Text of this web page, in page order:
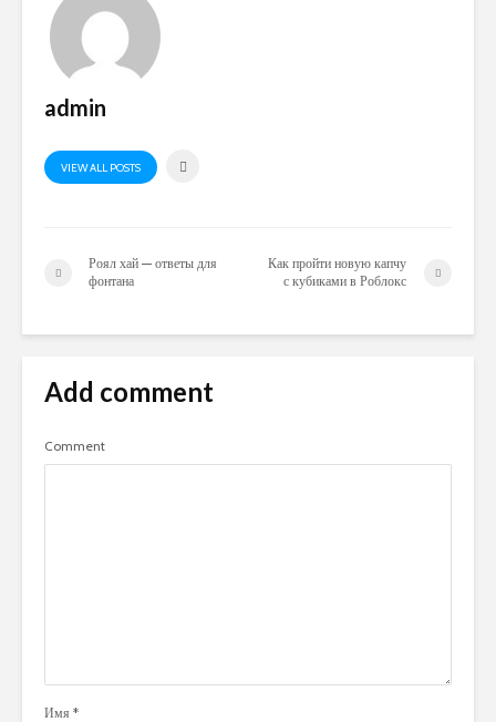
admin
VIEW ALL POSTS
Роял хай — ответы для
фонтана
Как пройти новую капчу
с кубиками в Роблокс
Add comment
Comment
Имя *